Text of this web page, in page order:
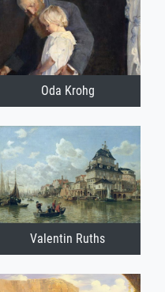
Oda Krohg
Valentin Ruths